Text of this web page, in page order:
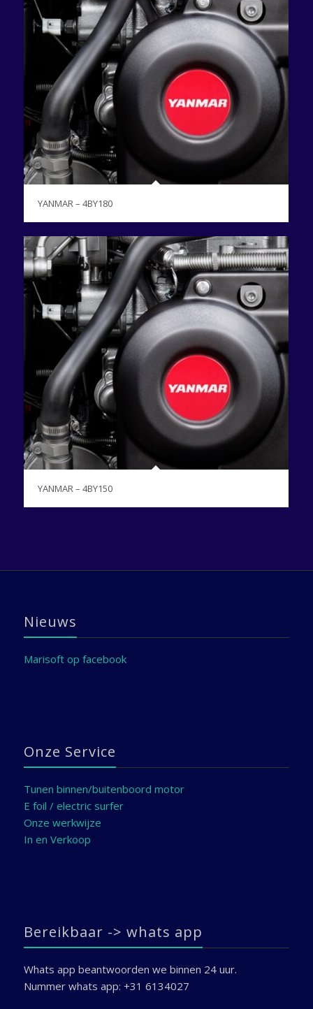
YANMAR – 4BY180
YANMAR – 4BY150
Nieuws
Marisoft op facebook
Onze Service
Tunen binnen/buitenboord motor
E foil / electric surfer
Onze werkwijze
In en Verkoop
Bereikbaar -> whats app
Whats app beantwoorden we binnen 24 uur.
Nummer whats app: +31 6134027